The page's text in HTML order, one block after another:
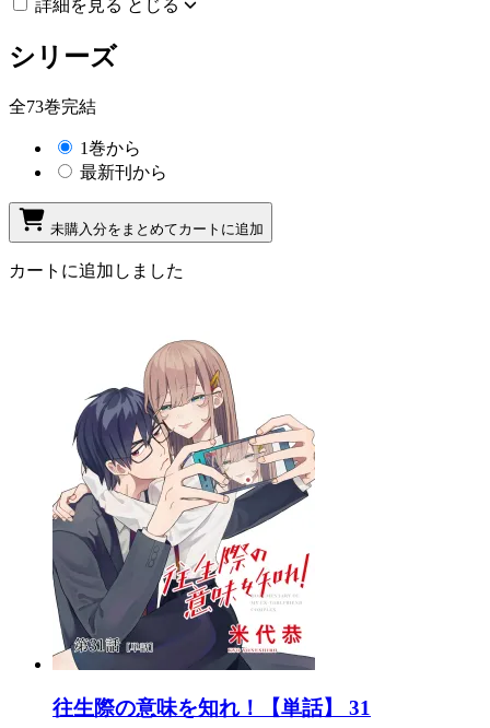
詳細を見る とじる
シリーズ
全73巻完結
1巻から
最新刊から
未購入分をまとめてカートに追加
カートに追加しました
往生際の意味を知れ！【単話】 31